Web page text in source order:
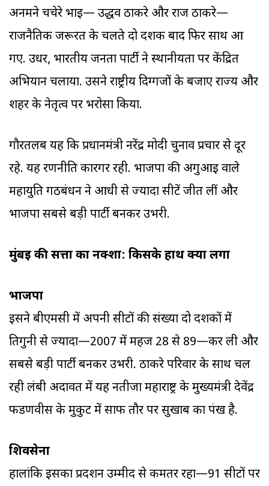
अनमने चचेरे भाई— उद्धव ठाकरे और राज ठाकरे—
राजनैतिक जरूरत के चलते दो दशक बाद फिर साथ आ
गए. उधर, भारतीय जनता पार्टी ने स्थानीयता पर केंद्रित
अभियान चलाया. उसने राष्ट्रीय दिग्गजों के बजाए राज्य और
शहर के नेतृत्व पर भरोसा किया.
गौरतलब यह कि प्रधानमंत्री नरेंद्र मोदी चुनाव प्रचार से दूर
रहे. यह रणनीति कारगर रही. भाजपा की अगुआई वाले
महायुति गठबंधन ने आधी से ज्यादा सीटें जीत लीं और
भाजपा सबसे बड़ी पार्टी बनकर उभरी.
मुंबई की सत्ता का नक्शा: किसके हाथ क्या लगा
भाजपा
इसने बीएमसी में अपनी सीटों की संख्या दो दशकों में
तिगुनी से ज्यादा—2007 में महज 28 से 89—कर ली और
सबसे बड़ी पार्टी बनकर उभरी. ठाकरे परिवार के साथ चल
रही लंबी अदावत में यह नतीजा महाराष्ट्र के मुख्यमंत्री देवेंद्र
फडणवीस के मुकुट में साफ तौर पर सुर्खाब का पंख है.
शिवसेना
हालांकि इसका प्रदर्शन उम्मीद से कमतर रहा—91 सीटों पर